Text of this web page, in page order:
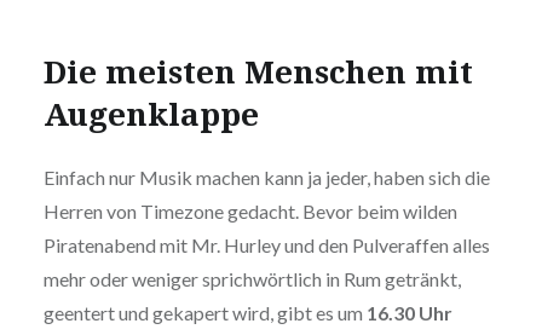
Die meisten Menschen mit
Augenklappe
Einfach nur Musik machen kann ja jeder, haben sich die
Herren von Timezone gedacht. Bevor beim wilden
Piratenabend mit Mr. Hurley und den Pulveraffen alles
mehr oder weniger sprichwörtlich in Rum getränkt,
geentert und gekapert wird, gibt es um 16.30 Uhr